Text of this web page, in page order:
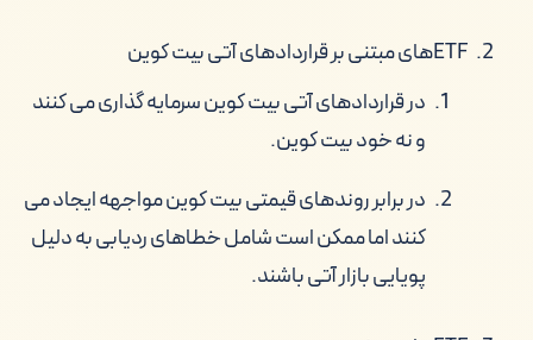
ETFهای مبتنی بر قراردادهای آتی بیت کوین
در قراردادهای آتی بیت کوین سرمایه گذاری می کنند
و نه خود بیت کوین.
در برابر روندهای قیمتی بیت کوین مواجهه ایجاد می
کنند اما ممکن است شامل خطاهای ردیابی به دلیل
پویایی بازار آتی باشند.